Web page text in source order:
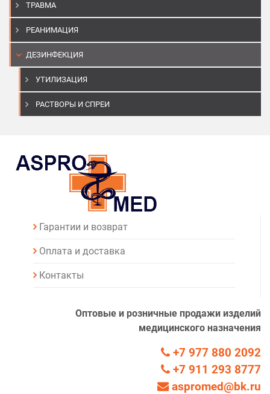
ТРАВМА
РЕАНИМАЦИЯ
ДЕЗИНФЕКЦИЯ
УТИЛИЗАЦИЯ
РАСТВОРЫ И СПРЕИ
Гарантии и возврат
Оплата и доставка
Контакты
Оптовые и розничные продажи изделий
медицинского назначения
+7 977 880 2092
+7 911 293 8777
aspromed@bk.ru